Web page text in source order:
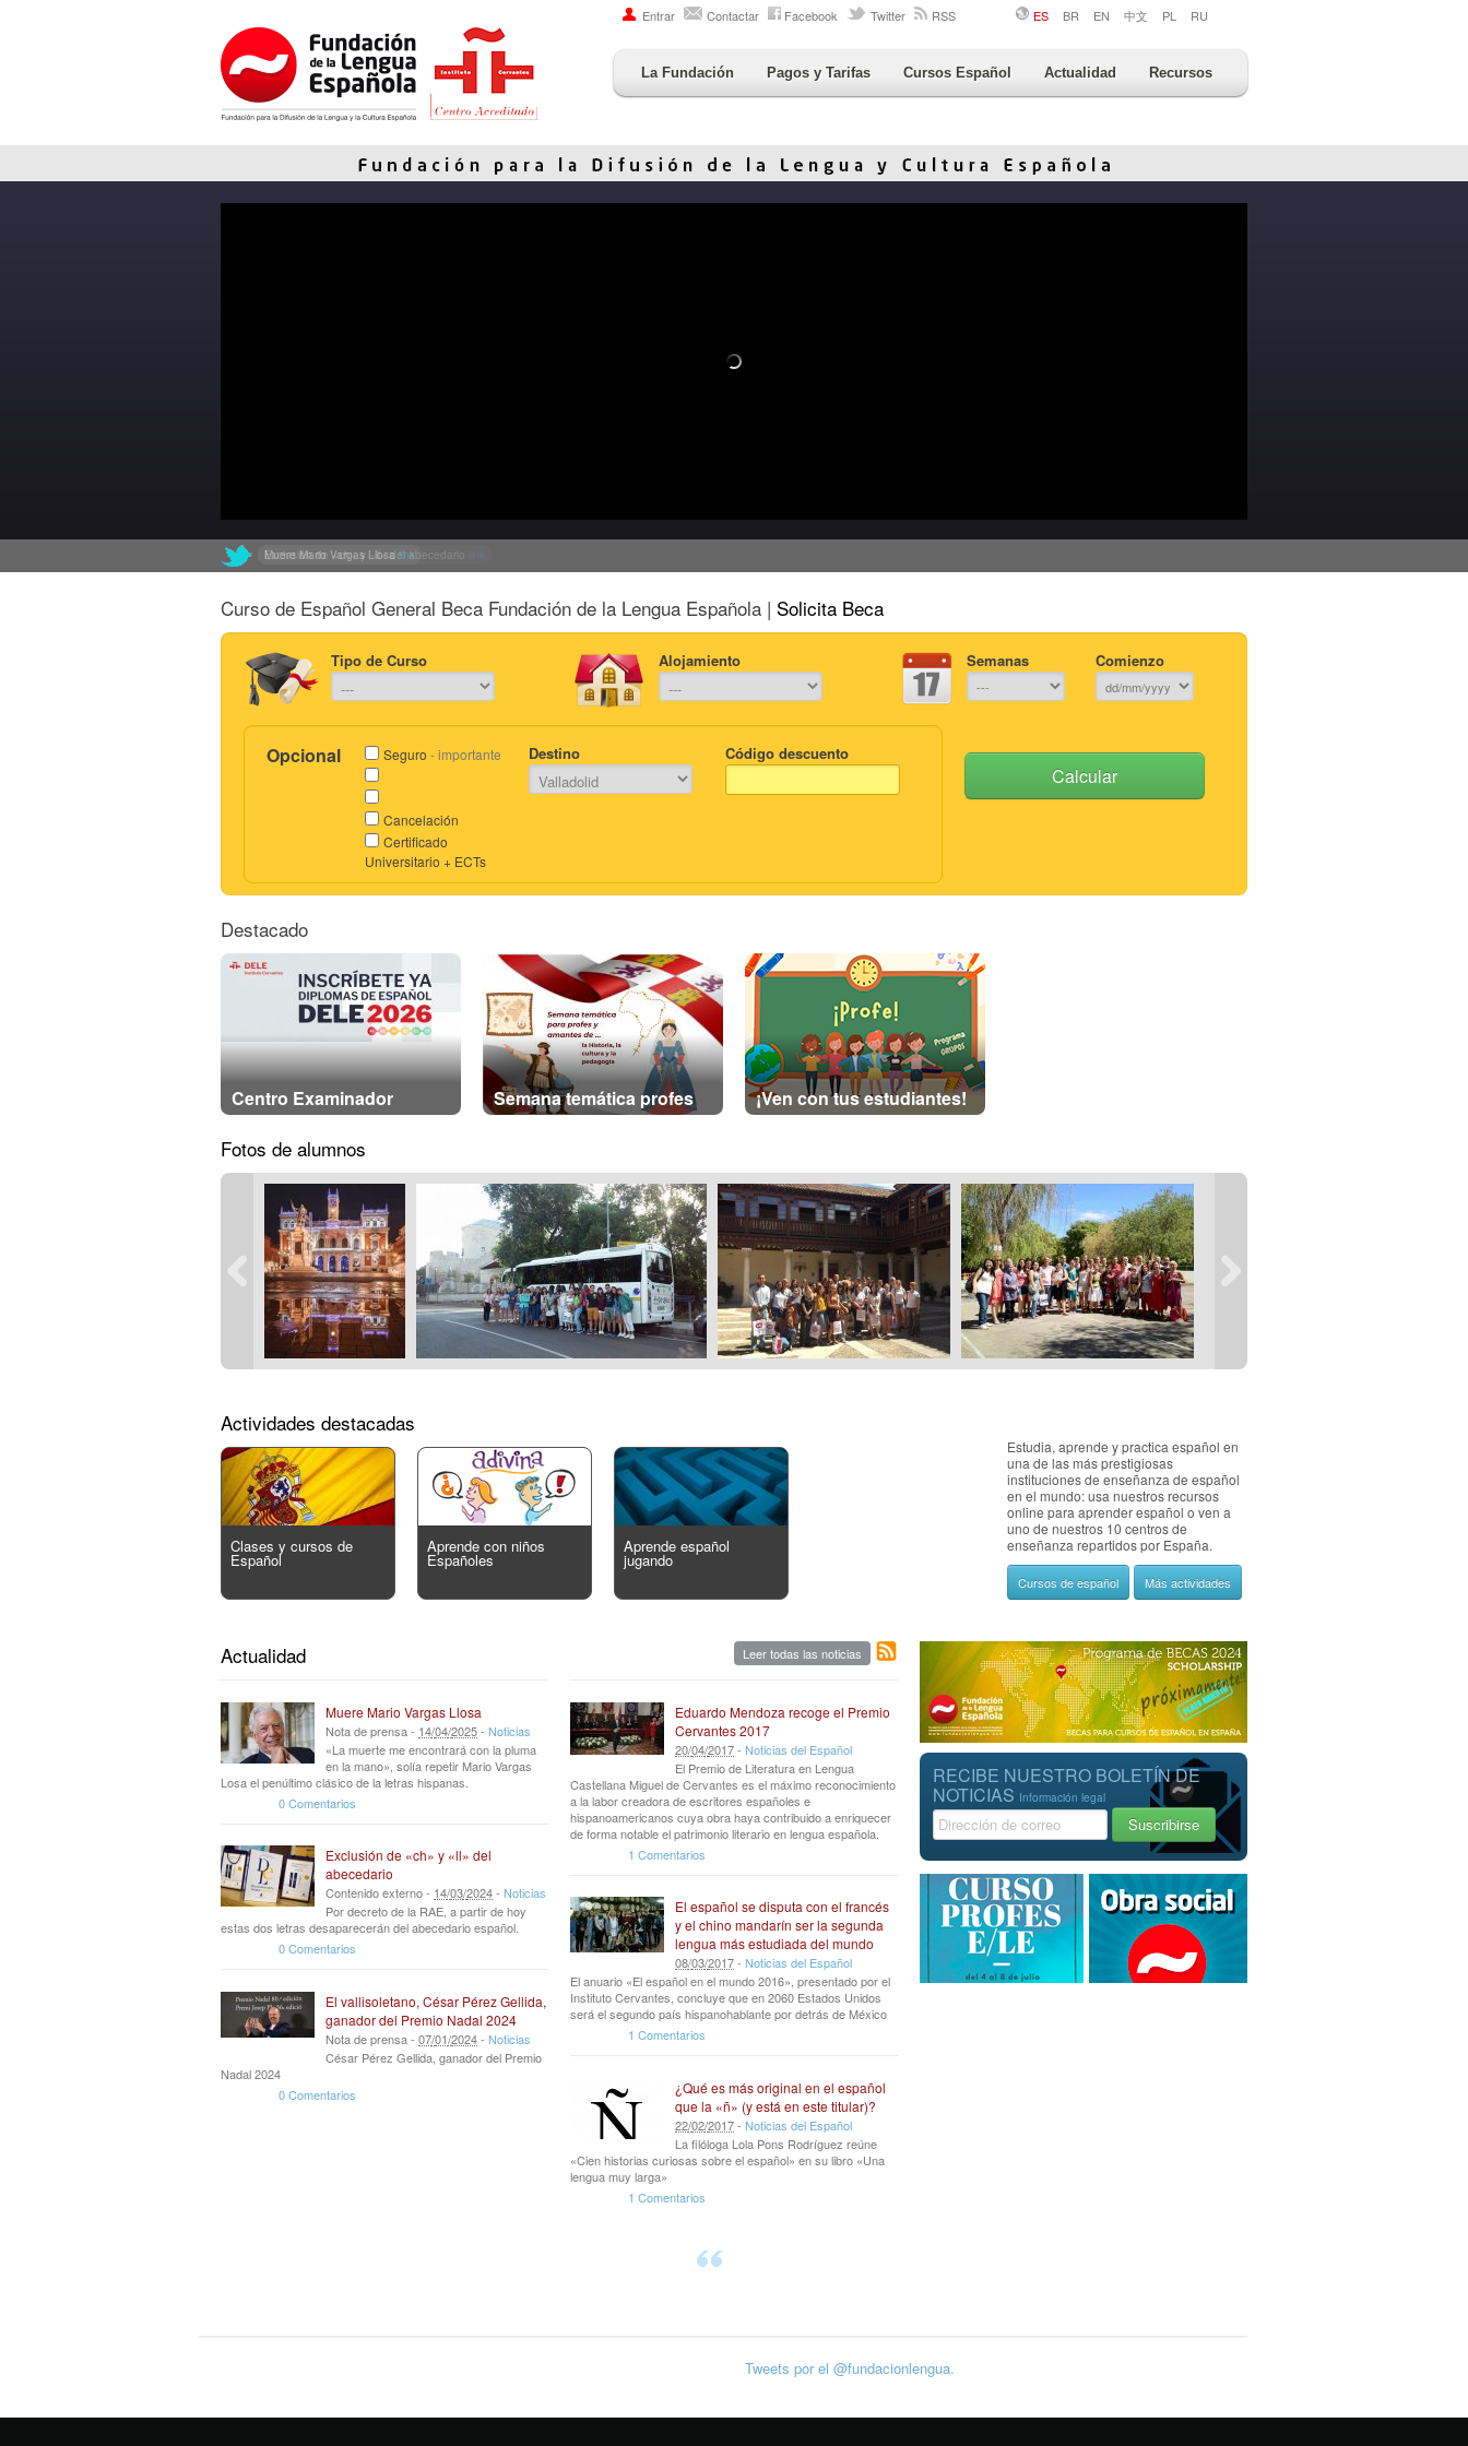
Entrar Contactar Facebook Twitter RSS ES BR EN 中文 PL RU
La Fundación Pagos y Tarifas Cursos Español Actualidad Recursos
Muere Mario Vargas Llosalink
Exclusión de «ch» y «ll» del abecedario link
Curso de Español General Beca Fundación de la Lengua Española | Solicita Beca
Tipo de Curso Alojamiento Semanas Comienzo
Opcional Seguro - importante
Cancelación
Certificado
Universitario + ECTs
Destino Código descuento
Calcular
Destacado
Centro Examinador Semana temática profes ¡Ven con tus estudiantes!
Fotos de alumnos
Actividades destacadas
Clases y cursos de
Español
Aprende con niños
Españoles
Aprende español
jugando
Estudia, aprende y practica español en
una de las más prestigiosas
instituciones de enseñanza de español
en el mundo: usa nuestros recursos
online para aprender español o ven a
uno de nuestros 10 centros de
enseñanza repartidos por España.
Cursos de español Más actividades
Leer todas las noticias
Actualidad
Muere Mario Vargas Llosa
Nota de prensa - 14/04/2025- Noticias
«La muerte me encontrará con la pluma
en la mano», solía repetir Mario Vargas
Losa el penúltimo clásico de la letras hispanas.
0 Comentarios
Exclusión de «ch» y «ll» del
abecedario
Contenido externo - 14/03/2024- Noticias
Por decreto de la RAE, a partir de hoy
estas dos letras desaparecerán del abecedario español.
0 Comentarios
El vallisoletano, César Pérez Gellida,
ganador del Premio Nadal 2024
Nota de prensa - 07/01/2024- Noticias
César Pérez Gellida, ganador del Premio
Nadal 2024
0 Comentarios
Eduardo Mendoza recoge el Premio
Cervantes 2017
20/04/2017- Noticias del Español
El Premio de Literatura en Lengua
Castellana Miguel de Cervantes es el máximo reconocimiento
a la labor creadora de escritores españoles e
hispanoamericanos cuya obra haya contribuido a enriquecer
de forma notable el patrimonio literario en lengua española.
1 Comentarios
El español se disputa con el francés
y el chino mandarín ser la segunda
lengua más estudiada del mundo
08/03/2017- Noticias del Español
El anuario «El español en el mundo 2016», presentado por el
Instituto Cervantes, concluye que en 2060 Estados Unidos
será el segundo país hispanohablante por detrás de México
1 Comentarios
¿Qué es más original en el español
que la «ñ» (y está en este titular)?
22/02/2017- Noticias del Español
La filóloga Lola Pons Rodríguez reúne
«Cien historias curiosas sobre el español» en su libro «Una
lengua muy larga»
1 Comentarios
RECIBE NUESTRO BOLETÍN DE
NOTICIAS Información legal
Tweets por el @fundacionlengua.